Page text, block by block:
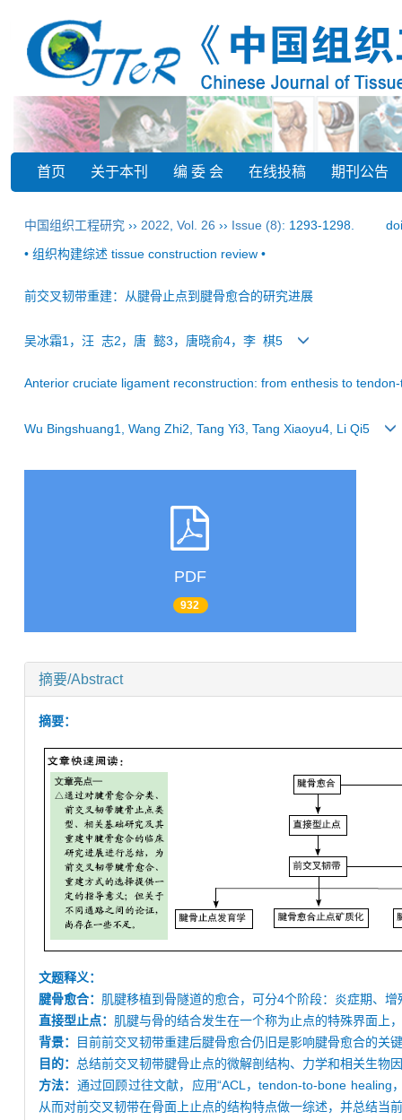
首页 关于本刊 编 委 会 在线投稿 期刊公告
中国组织工程研究 ›› 2022 Vol. 26 ›› Issue (8): 1293-1298.
• 组织构建综述 tissue construction review •
前交叉韧带重建：从腱骨止点到腱骨愈合的研究进展
吴冰霜1，汪 志2，唐 懿3，唐晓俞4，李 棋5
Anterior cruciate ligament reconstruction: from enthesis to
Wu Bingshuang1, Wang Zhi2, Tang Yi3, Tang Xiaoyu4, Li Qi5
PDF
932
摘要/Abstract
摘要：
文题释义：
腱骨愈合： 肌腱移植到骨隧道的愈合，可分4个阶段：炎症期、
直接型止点： 肌腱与骨的结合发生在一个称为止点的特殊界面上
背景：
目前前交叉韧带重建后腱骨愈合仍旧是影响腱骨愈合的
目的： 总结前交叉韧带腱骨止点的微解剖结构、力学和相关生物
方法： 通过回顾过往文献，应用“ACL，tendon-to-bone
从而对前交叉韧带在骨面上止点的结构特点做一综述，并总结当